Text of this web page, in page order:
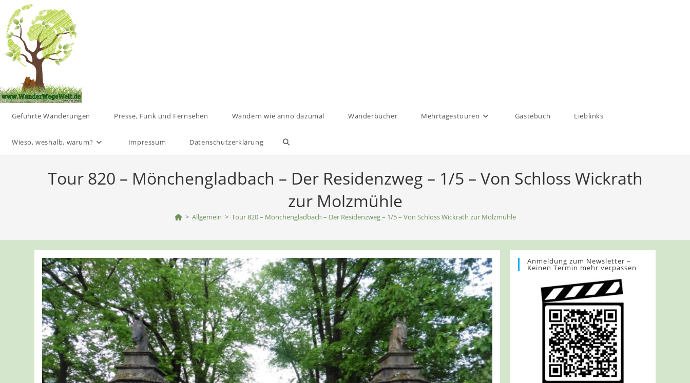
Inhalt
springen
Geführte Wanderungen Presse, Funk und Fernsehen Wandern wie anno dazumal Wanderbücher Mehrtagestouren Gästebuch Lieblinks
Wieso, weshalb, warum? Impressum Datenschutzerklärung Website-
umschalten
Tour 820 – Mönchengladbach – Der Residenzweg – 1/5 – Von Schloss Wickrath
zur Molzmühle
> Allgemein > Tour 820 – Mönchengladbach – Der Residenzweg – 1/5 – Von Schloss Wickrath zur Molzmühle
Anmeldung zum Newsletter –
Keinen Termin mehr verpassen